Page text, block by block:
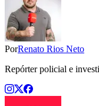
PorRenato Rios Neto
Repórter policial e